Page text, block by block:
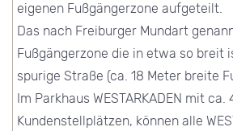
eigenen Fußgängerzone aufgeteilt.
Das nach Freiburger Mundart
Fußgängerzone die in etwa so breit
spurige Straße (ca. 18 Meter breite
Im Parkhaus WESTARKADEN mit ca.
Kundenstellplätzen, können alle